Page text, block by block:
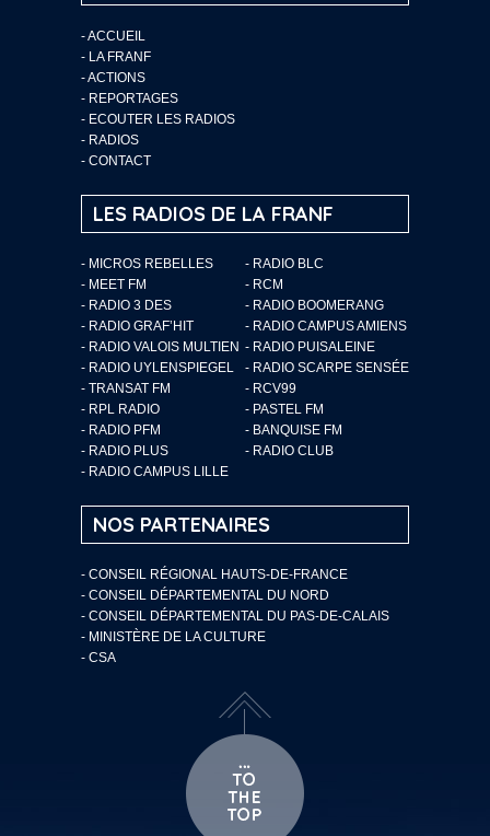
-ACCUEIL
- LA FRANF
-ACTIONS
- REPORTAGES
- ECOUTER LES RADIOS
- RADIOS
- CONTACT
LES RADIOS DE LA FRANF
- MICROS REBELLES
- RADIO BLC
- MEET FM
- RCM
- RADIO 3 DES
- RADIO BOOMERANG
- RADIO GRAF’HIT
- RADIO CAMPUS AMIENS
- RADIO VALOIS MULTIEN - RADIO PUISALEINE
- RADIO UYLENSPIEGEL
- RADIO SCARPE SENSÉE
- TRANSAT FM
- RCV99
- RPL RADIO
- PASTEL FM
- RADIO PFM
- BANQUISE FM
- RADIO PLUS
- RADIO CLUB
- RADIO CAMPUS LILLE
NOS PARTENAIRES
- CONSEIL RÉGIONAL HAUTS-DE-FRANCE
- CONSEIL DÉPARTEMENTAL DU NORD
- CONSEIL DÉPARTEMENTAL DU PAS-DE-CALAIS
- MINISTÈRE DE LA CULTURE
- CSA